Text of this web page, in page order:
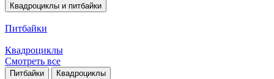
Квадроциклы и питбайки
Питбайки
Квадроциклы
Смотреть все
Питбайки Квадроциклы